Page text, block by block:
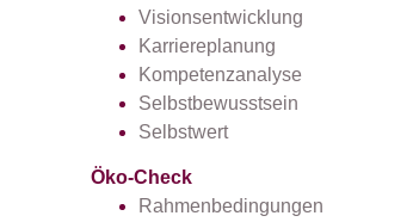
Visionsentwicklung
Karriereplanung
Kompetenzanalyse
Selbstbewusstsein
Selbstwert
Öko-Check
Rahmenbedingungen